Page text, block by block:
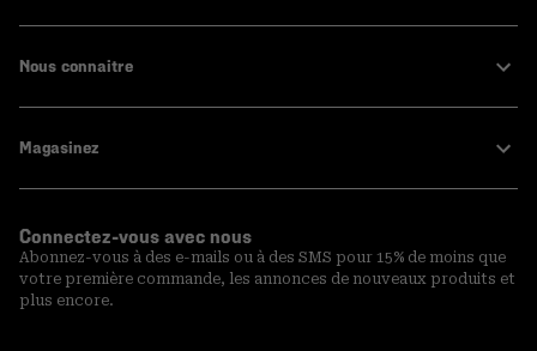
Nous connaitre
Magasinez
Connectez-vous avec nous
Abonnez-vous à des e-mails ou à des SMS pour 15% de moins que
votre première commande, les annonces de nouveaux produits et
plus encore.